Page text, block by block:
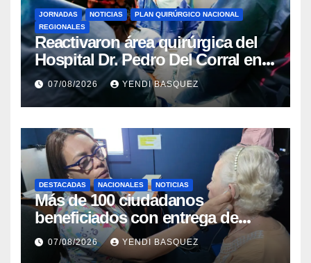
JORNADAS NOTICIAS
PLAN QUIRÚRGICO NACIONAL
REGIONALES
Reactivaron área quirúrgica del
Hospital Dr. Pedro Del Corral en
Guárico
07/08/2026 YENDI BASQUEZ
DESTACADAS NACIONALES NOTICIAS
Más de 100 ciudadanos
beneficiados con entrega de
prótesis auditivas en el Centro de
Rehabilitación J.J. Arvelo
07/08/2026 YENDI BASQUEZ